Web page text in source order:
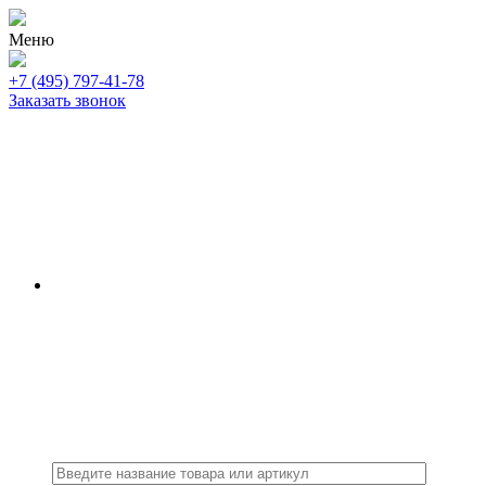
Меню
+7 (495) 797-41-78
Заказать звонок